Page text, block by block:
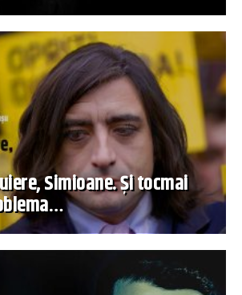
Simioane. Și tocmai